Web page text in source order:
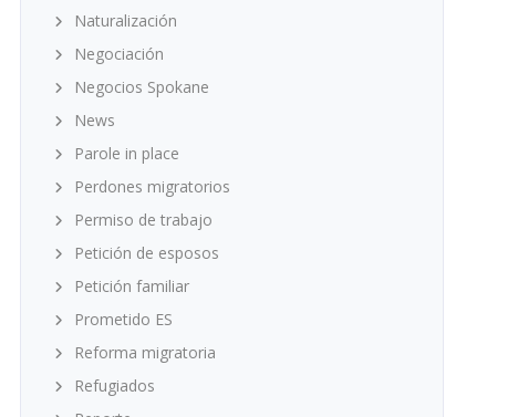
Naturalización
Negociación
Negocios Spokane
News
Parole in place
Perdones migratorios
Permiso de trabajo
Petición de esposos
Petición familiar
Prometido ES
Reforma migratoria
Refugiados